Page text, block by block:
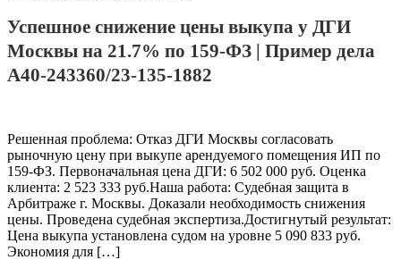
Успешное снижение цены выкупа у ДГИ
Москвы на 21.7% по 159-ФЗ | Пример дела
А40-243360/23-135-1882
Решенная проблема: Отказ ДГИ Москвы согласовать
рыночную цену при выкупе арендуемого помещения ИП по
159-ФЗ. Первоначальная цена ДГИ: 6 502 000 руб. Оценка
клиента: 2 523 333 руб.Наша работа: Судебная защита в
Арбитраже г. Москвы. Доказали необходимость снижения
цены. Проведена судебная экспертиза.Достигнутый результат:
Цена выкупа установлена судом на уровне 5 090 833 руб.
Экономия для […]